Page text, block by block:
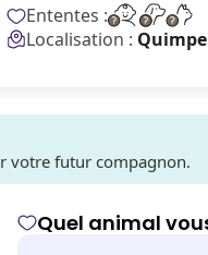
Ententes :
Localisation :
votre futur compagnon.
Quel animal